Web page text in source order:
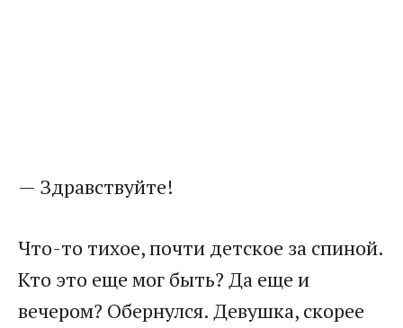
— Здравствуйте!
Что-то тихое, почти детское за спиной.
Кто это еще мог быть? Да еще и
вечером? Обернулся. Девушка, скорее